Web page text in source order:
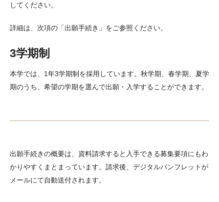
募集要項
編入学について
Bridge Program（条件付き入学）について
提携校一覧
入学手続きについてよくあるご質問
してください。
詳細は、次項の「出願手続き」をご参照ください。
3学期制
本学では、1年3学期制を採用しています。秋学期、春学期、夏学
期のうち、希望の学期を選んで出願・入学することができます。
出願手続きの概要は、資料請求すると入手できる募集要項にもわ
かりやすくまとまっています。請求後、デジタルパンフレットが
メールにて自動送付されます。